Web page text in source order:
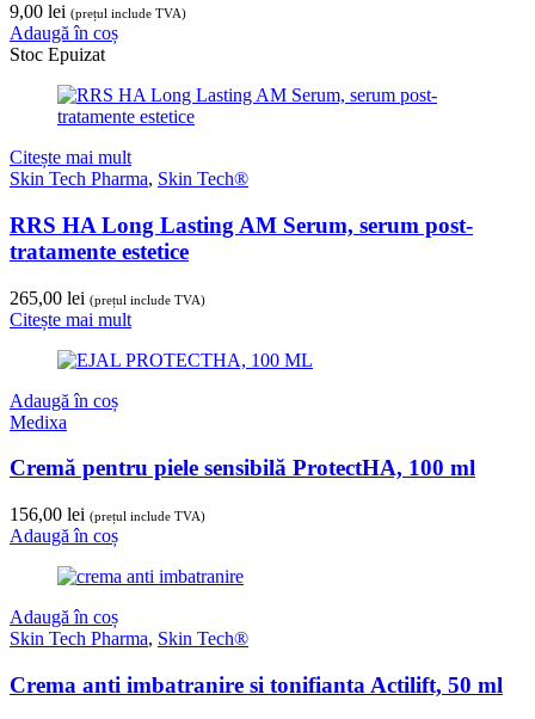
9,00 lei (prețul include TVA)
Adaugă în coș
Stoc Epuizat
Citește mai mult
Skin Tech Pharma, Skin Tech®
RRS HA Long Lasting AM Serum, serum post-
tratamente estetice
265,00 lei (prețul include TVA)
Citește mai mult
Adaugă în coș
Medixa
Cremă pentru piele sensibilă ProtectHA, 100 ml
156,00 lei (prețul include TVA)
Adaugă în coș
Adaugă în coș
Skin Tech Pharma, Skin Tech®
Crema anti imbatranire si tonifianta Actilift, 50 ml